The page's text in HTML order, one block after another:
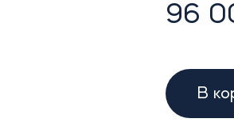
96
В